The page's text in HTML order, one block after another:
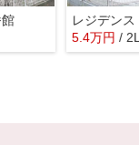
レジデン
5.4万円 /